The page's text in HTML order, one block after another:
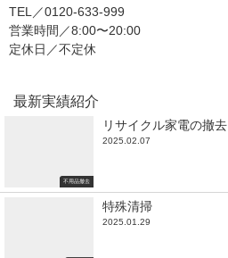
TEL／0120-633-999
営業時間／8:00〜20:00
定休日／不定休
最新実績紹介
不用品撤去
リサイクル家電の撤去
2025.02.07
特殊清掃
2025.01.29